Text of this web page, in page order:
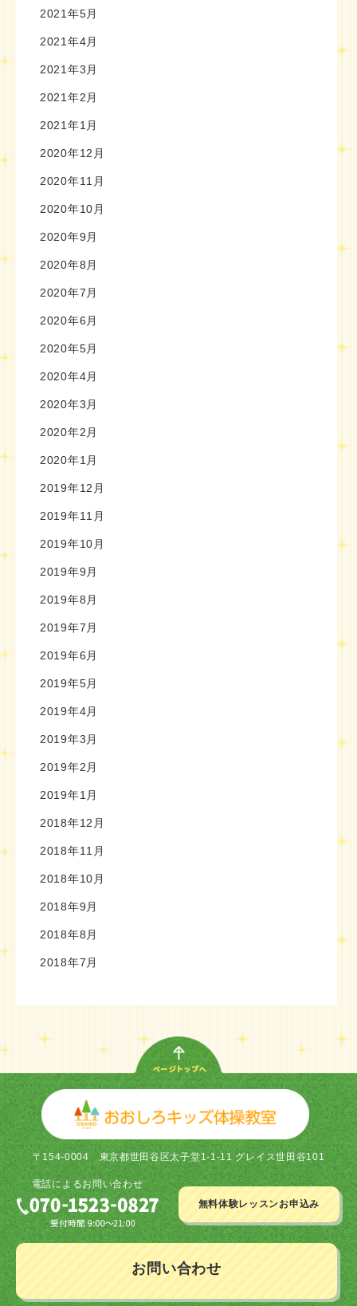
2021年5月
2021年4月
2021年3月
2021年2月
2021年1月
2020年12月
2020年11月
2020年10月
2020年9月
2020年8月
2020年7月
2020年6月
2020年5月
2020年4月
2020年3月
2020年2月
2020年1月
2019年12月
2019年11月
2019年10月
2019年9月
2019年8月
2019年7月
2019年6月
2019年5月
2019年4月
2019年3月
2019年2月
2019年1月
2018年12月
2018年11月
2018年10月
2018年9月
2018年8月
2018年7月
〒154-0004東京都世田谷区太子堂1-1-11 グレイス世田谷101
電話によるお問い合わせ
無料体験レッスンお申込み
お問い合わせ